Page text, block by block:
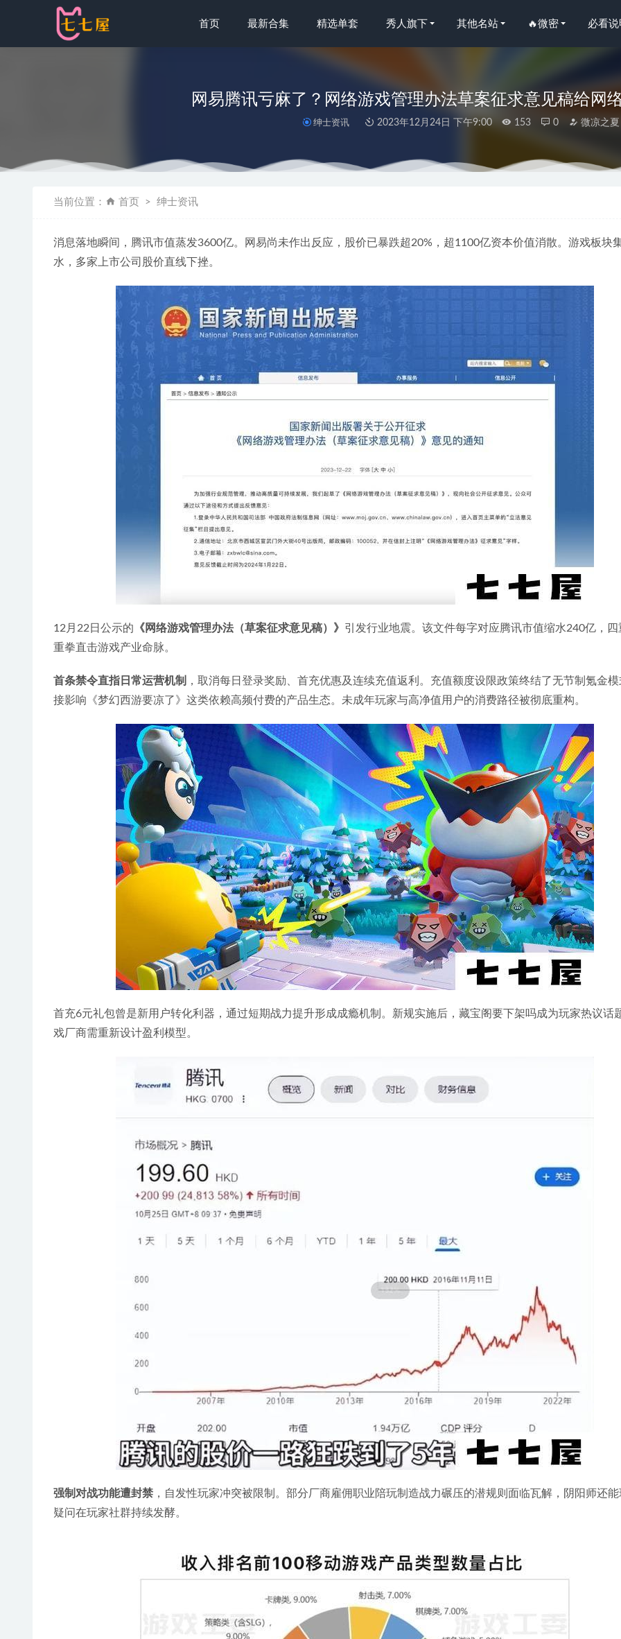
首页 最新合集 精选单套 秀人旗下 其他名站 🔥微密 必看说
网易腾讯亏麻了？网络游戏管理办法草案征求意见稿给网
绅士资讯 2023年12月24日 下午9:00 153 0 微凉之夏
当前位置： 首页 绅士资讯
消息落地瞬间，腾讯市值蒸发3600亿。网易尚未作出反应，股价已暴跌超20%，超1100亿资本价值消散。游戏板块
水，多家上市公司股价直线下挫。
12月22日公示的 《网络游戏管理办法（草案征求意见稿）》
引发行业地震。该文件每字对应腾讯市值缩水240亿，四
重拳直击游戏产业命脉。
首条禁令直指日常运营机制
，取消每日登录奖励、首充优惠及连续充值返利。充值额度设限政策终结了无节制氪金
接影响《梦幻西游要凉了》这类依赖高频付费的产品生态。未成年玩家与高净值用户的消费路径被彻底重构。
首充6元礼包曾是新用户转化利器，通过短期战力提升形成成瘾机制。新规实施后，藏宝阁要下架吗成为玩家热议话
戏厂商需重新设计盈利模型。
强制对战功能遭封禁 ，自发性玩家冲突被限制。部分厂商雇佣职业陪玩制造战力碾压的潜规则面临瓦解，阴阳师还
疑问在玩家社群持续发酵。